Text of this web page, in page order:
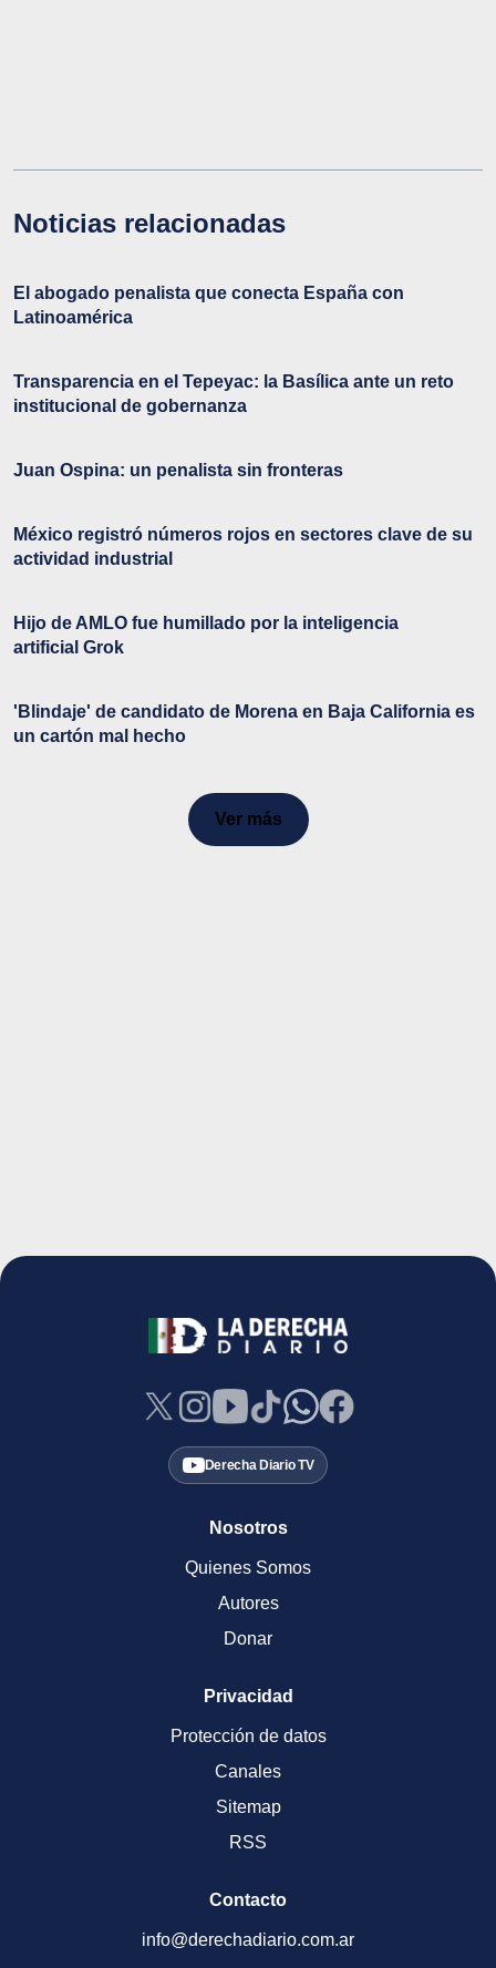
Noticias relacionadas
El abogado penalista que conecta España con
Latinoamérica
Transparencia en el Tepeyac: la Basílica ante un reto
institucional de gobernanza
Juan Ospina: un penalista sin fronteras
México registró números rojos en sectores clave de su
actividad industrial
Hijo de AMLO fue humillado por la inteligencia
artificial Grok
'Blindaje' de candidato de Morena en Baja California es
un cartón mal hecho
Ver más
Derecha Diario TV
Nosotros
Quienes Somos
Autores
Donar
Privacidad
Protección de datos
Canales
Sitemap
RSS
Contacto
info@derechadiario.com.ar